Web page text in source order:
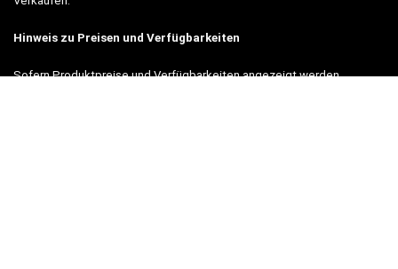
Hinweis zu Preisen und Verfügbarkeiten
Sofern Produktpreise und Verfügbarkeiten angezeigt werden,